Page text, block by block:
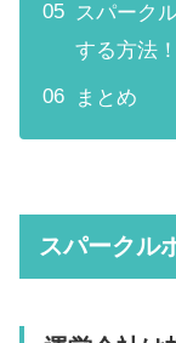
スパーク
する方法！
まとめ
スパークル